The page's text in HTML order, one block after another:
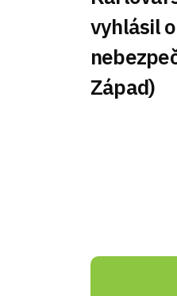
vyhlásil
Západ)